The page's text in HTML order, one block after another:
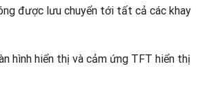
được lưu chuyển tới tất cả các khay
hình hiển thị và cảm ứng TFT hiển thị